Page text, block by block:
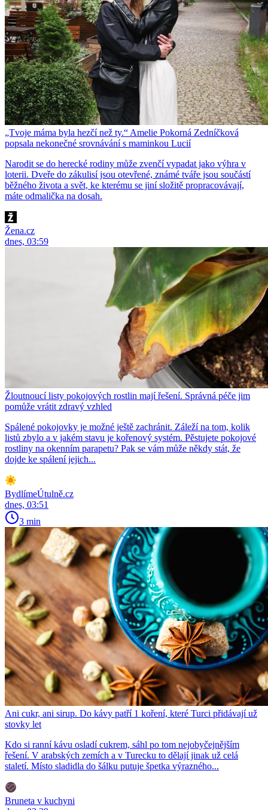
„Tvoje máma byla hezčí než ty.“ Amelie Pokorná Zedníčková
popsala nekonečné srovnávání s maminkou Lucií
Narodit se do herecké rodiny může zvenčí vypadat jako výhra v
loterii. Dveře do zákulisí jsou otevřené, známé tváře jsou součástí
běžného života a svět, ke kterému se jiní složitě propracovávají,
máte odmalička na dosah.
Žena.cz
dnes, 03:59
Žloutnoucí listy pokojových rostlin mají řešení. Správná péče jim
pomůže vrátit zdravý vzhled
Spálené pokojovky je možné ještě zachránit. Záleží na tom, kolik
listů zbylo a v jakém stavu je kořenový systém. Pěstujete pokojové
rostliny na okenním parapetu? Pak se vám může někdy stát, že
dojde ke spálení jejich...
BydlímeÚtulně.cz
dnes, 03:51
3 min
Ani cukr, ani sirup. Do kávy patří 1 koření, které Turci přidávají už
stovky let
Kdo si ranní kávu osladí cukrem, sáhl po tom nejobyčejnějším
řešení. V arabských zemích a v Turecku to dělají jinak už celá
staletí. Místo sladidla do šálku putuje špetka výrazného...
Bruneta v kuchyni